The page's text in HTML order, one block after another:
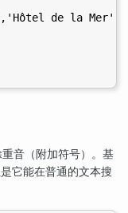
de la
音（附加符号）。基
它能在普通的文本搜